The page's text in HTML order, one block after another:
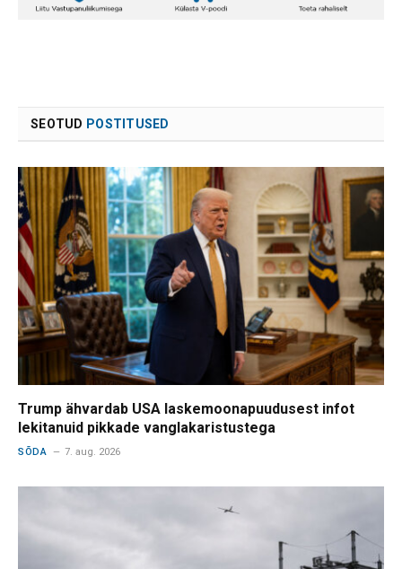
SEOTUD POSTITUSED
Trump ähvardab USA laskemoonapuudusest infot
lekitanuid pikkade vanglakaristustega
SÕDA 7. aug. 2026